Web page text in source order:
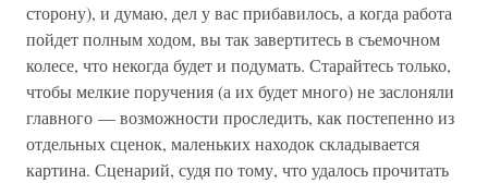
сторону), и думаю, дел у вас прибавилось, а когда работа
пойдет полным ходом, вы так завертитесь в съемочном
колесе, что некогда будет и подумать. Старайтесь только,
чтобы мелкие поручения (а их будет много) не заслоняли
главного — возможности проследить, как постепенно из
отдельных сценок, маленьких находок складывается
картина. Сценарий, судя по тому, что удалось прочитать